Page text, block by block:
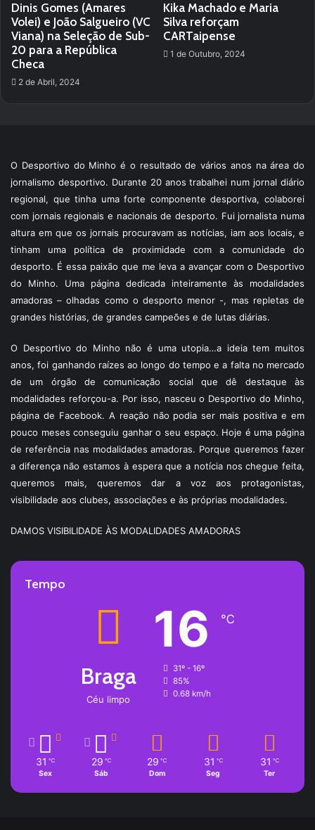
Dinis Gomes (Amares
Volei) e João Salgueiro (VC
Viana) na Seleção de Sub-
20 para a República
Checa
2 de Abril, 2024
Kika Machado e Maria
Silva reforçam
CARTaipense
1 de Outubro, 2024
O Desportivo do Minho é o resultado de vários anos na área do
jornalismo desportivo. Durante 20 anos trabalhei num jornal diário
regional, que tinha uma forte componente desportiva, colaborei
com jornais regionais e nacionais de desporto. Fui jornalista numa
altura em que os jornais procuravam as notícias, iam aos locais, e
tinham uma política de proximidade com a comunidade do
desporto. É essa paixão que me leva a avançar com o Desportivo
do Minho. Uma página dedicada inteiramente às modalidades
amadoras – olhadas como o desporto menor -, mas repletas de
grandes histórias, de grandes campeões e de lutas diárias.
O Desportivo do Minho não é uma utopia…a ideia tem muitos
anos, foi ganhando raízes ao longo do tempo e a falta no mercado
de um órgão de comunicação social que dê destaque às
modalidades reforçou-a. Por isso, nasceu o Desportivo do Minho,
página de Facebook. A reação não podia ser mais positiva e em
pouco meses conseguiu ganhar o seu espaço. Hoje é uma página
de referência nas modalidades amadoras. Porque queremos fazer
a diferença não estamos à espera que a notícia nos chegue feita,
queremos mais, queremos dar a voz aos protagonistas,
visibilidade aos clubes, associações e às próprias modalidades.
DAMOS VISIBILIDADE ÀS MODALIDADES AMADORAS
Tempo
Braga
Céu limpo
16 ℃
31º - 16º
85%
0.68 km/h
31 ℃
Sex
29 ℃
Sáb
29 ℃
Dom
31 ℃
Seg
31 ℃
Ter